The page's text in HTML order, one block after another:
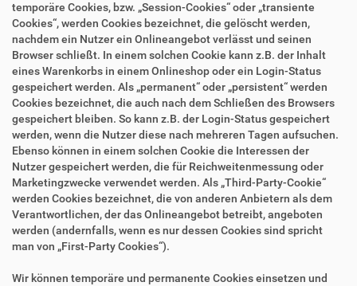
temporäre Cookies, bzw. „Session-Cookies“ oder „transiente
Cookies“, werden Cookies bezeichnet, die gelöscht werden,
nachdem ein Nutzer ein Onlineangebot verlässt und seinen
Browser schließt. In einem solchen Cookie kann z.B. der Inhalt
eines Warenkorbs in einem Onlineshop oder ein Login-Status
gespeichert werden. Als „permanent“ oder „persistent“ werden
Cookies bezeichnet, die auch nach dem Schließen des Browsers
gespeichert bleiben. So kann z.B. der Login-Status gespeichert
werden, wenn die Nutzer diese nach mehreren Tagen aufsuchen.
Ebenso können in einem solchen Cookie die Interessen der
Nutzer gespeichert werden, die für Reichweitenmessung oder
Marketingzwecke verwendet werden. Als „Third-Party-Cookie“
werden Cookies bezeichnet, die von anderen Anbietern als dem
Verantwortlichen, der das Onlineangebot betreibt, angeboten
werden (andernfalls, wenn es nur dessen Cookies sind spricht
man von „First-Party Cookies“).
Wir können temporäre und permanente Cookies einsetzen und